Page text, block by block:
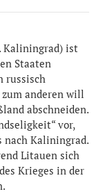
Kaliningrad) ist
Staaten
russisch
anderen will
abschneiden.
vor,
nach Kaliningrad.
Litauen sich
Krieges in der